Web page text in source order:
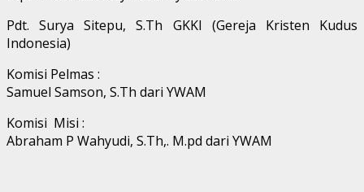
Pdt. Surya Sitepu, S.Th GKKI (Gereja Kristen Kudus
Indonesia)
Komisi Pelmas :
Samuel Samson, S.Th dari YWAM
Komisi Misi :
Abraham P Wahyudi, S.Th,. M.pd dari YWAM